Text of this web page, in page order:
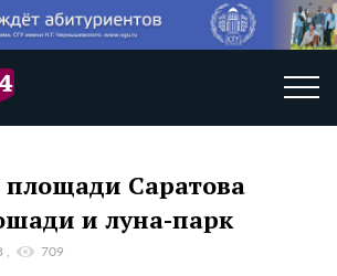
площади Саратова
и луна-парк
709